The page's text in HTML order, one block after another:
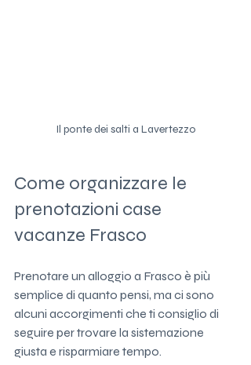
Il ponte dei salti a Lavertezzo
Come organizzare le
prenotazioni case
vacanze Frasco
Prenotare un alloggio a Frasco è più
semplice di quanto pensi, ma ci sono
alcuni accorgimenti che ti consiglio di
seguire per trovare la sistemazione
giusta e risparmiare tempo.